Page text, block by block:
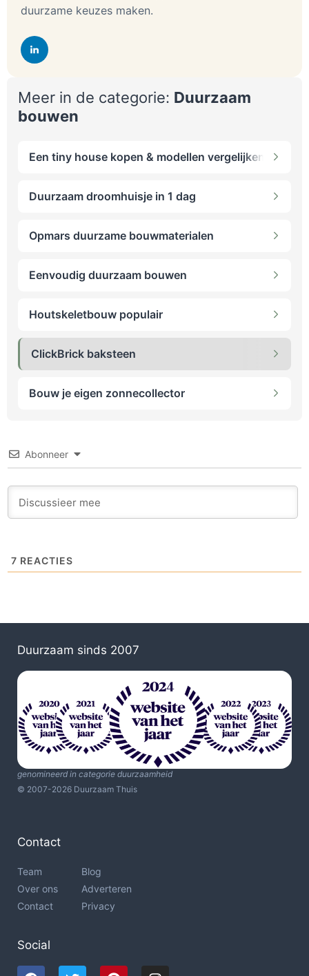
duurzame keuzes maken.
Meer in de categorie: Duurzaam
bouwen
Een tiny house kopen & modellen vergelijken
Duurzaam droomhuisje in 1 dag
Opmars duurzame bouwmaterialen
Eenvoudig duurzaam bouwen
Houtskeletbouw populair
ClickBrick baksteen
Bouw je eigen zonnecollector
Abonneer
7 REACTIES
Duurzaam sinds 2007
genomineerd in categorie duurzaamheid
© 2007-2026 Duurzaam Thuis
Contact
Team
Over ons
Contact
Blog
Adverteren
Privacy
Social